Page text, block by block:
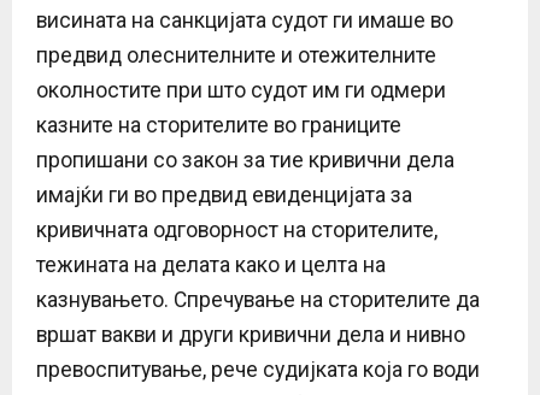
висината на санкцијата судот ги имаше во
предвид олеснителните и отежителните
околностите при што судот им ги одмери
казните на сторителите во границите
пропишани со закон за тие кривични дела
имајќи ги во предвид евиденцијата за
кривичната одговорност на сторителите,
тежината на делата како и целта на
казнувањето. Спречување на сторителите да
вршат вакви и други кривични дела и нивно
превоспитување, рече судијката која го води